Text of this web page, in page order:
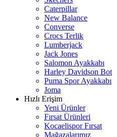
Caterpillar
New Balance
Converse
Crocs Terlik
Lumberjack
Jack Jones
Salomon Ayakkabı
Harley Davidson Bot
Puma Spor Ayakkabı
Joma
Hızlı Erişim
Yeni Ürünler
Fırsat Ürünleri
Kocaelispor Fırsat
Mağazalarımız